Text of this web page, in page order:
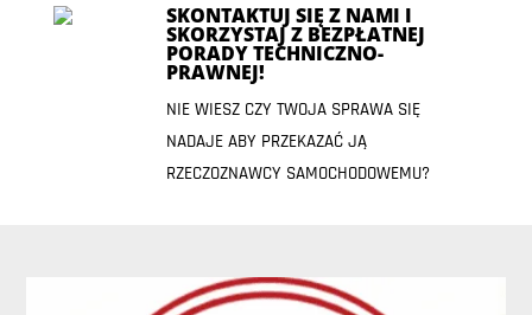
SKONTAKTUJ SIĘ Z NAMI I
SKORZYSTAJ Z BEZPŁATNEJ
PORADY TECHNICZNO-
PRAWNEJ!
NIE WIESZ CZY TWOJA SPRAWA SIĘ
NADAJE ABY PRZEKAZAĆ JĄ
RZECZOZNAWCY SAMOCHODOWEMU?